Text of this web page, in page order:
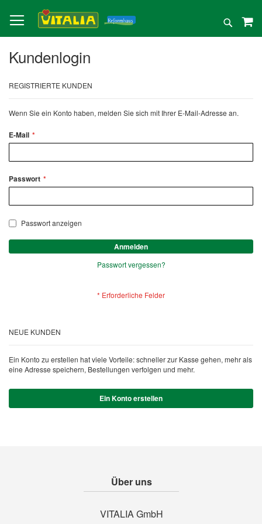
zum
Inhalt
Suche
Kundenlogin
REGISTRIERTE KUNDEN
Wenn Sie ein Konto haben, melden Sie sich mit Ihrer E-Mail-Adresse an.
E-Mail
Passwort
Passwort anzeigen
Anmelden
Passwort vergessen?
NEUE KUNDEN
Ein Konto zu erstellen hat viele Vorteile: schneller zur Kasse gehen, mehr als
eine Adresse speichern, Bestellungen verfolgen und mehr.
Ein Konto erstellen
Über uns
VITALIA GmbH